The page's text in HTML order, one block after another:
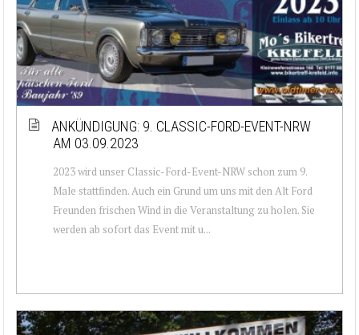
ANKÜNDIGUNG: 9. CLASSIC-FORD-EVENT-NRW
AM 03.09.2023
2023 wird unser Classic-Ford-Event-NRW schon zum 9.
Male stattfinden. Auch ein Grund um uns mit den Alt Ford
Freunden frischen Wind in die Veranstaltung zu holen. Sie
werden ab sofort das Event mit u...